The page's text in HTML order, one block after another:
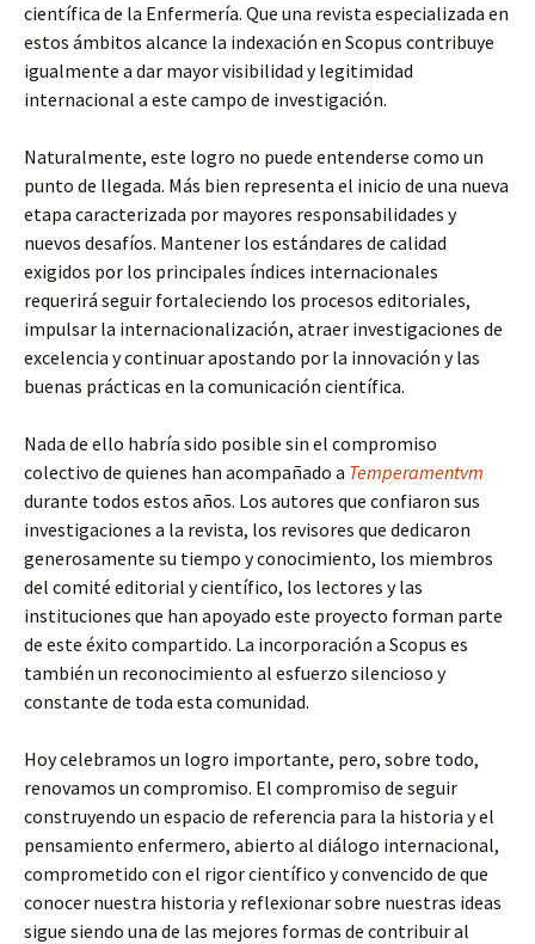
científica de la Enfermería. Que una revista especializada en
estos ámbitos alcance la indexación en Scopus contribuye
igualmente a dar mayor visibilidad y legitimidad
internacional a este campo de investigación.
Naturalmente, este logro no puede entenderse como un
punto de llegada. Más bien representa el inicio de una nueva
etapa caracterizada por mayores responsabilidades y
nuevos desafíos. Mantener los estándares de calidad
exigidos por los principales índices internacionales
requerirá seguir fortaleciendo los procesos editoriales,
impulsar la internacionalización, atraer investigaciones de
excelencia y continuar apostando por la innovación y las
buenas prácticas en la comunicación científica.
Nada de ello habría sido posible sin el compromiso
colectivo de quienes han acompañado a Temperamentvm
durante todos estos años. Los autores que confiaron sus
investigaciones a la revista, los revisores que dedicaron
generosamente su tiempo y conocimiento, los miembros
del comité editorial y científico, los lectores y las
instituciones que han apoyado este proyecto forman parte
de este éxito compartido. La incorporación a Scopus es
también un reconocimiento al esfuerzo silencioso y
constante de toda esta comunidad.
Hoy celebramos un logro importante, pero, sobre todo,
renovamos un compromiso. El compromiso de seguir
construyendo un espacio de referencia para la historia y el
pensamiento enfermero, abierto al diálogo internacional,
comprometido con el rigor científico y convencido de que
conocer nuestra historia y reflexionar sobre nuestras ideas
sigue siendo una de las mejores formas de contribuir al